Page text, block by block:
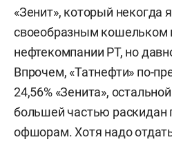
«Зенит», который некогда
своеобразным кошельком
нефтекомпании РТ, но
Впрочем, «Татнефти» по-
24,56% «Зенита»,
большей частью раскидан
офшорам. Хотя надо